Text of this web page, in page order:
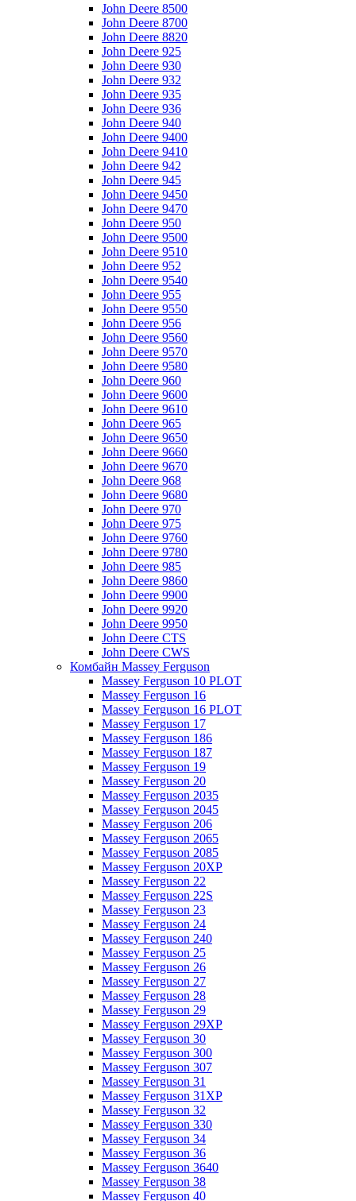
John Deere 8500
John Deere 8700
John Deere 8820
John Deere 925
John Deere 930
John Deere 932
John Deere 935
John Deere 936
John Deere 940
John Deere 9400
John Deere 9410
John Deere 942
John Deere 945
John Deere 9450
John Deere 9470
John Deere 950
John Deere 9500
John Deere 9510
John Deere 952
John Deere 9540
John Deere 955
John Deere 9550
John Deere 956
John Deere 9560
John Deere 9570
John Deere 9580
John Deere 960
John Deere 9600
John Deere 9610
John Deere 965
John Deere 9650
John Deere 9660
John Deere 9670
John Deere 968
John Deere 9680
John Deere 970
John Deere 975
John Deere 9760
John Deere 9780
John Deere 985
John Deere 9860
John Deere 9900
John Deere 9920
John Deere 9950
John Deere CTS
John Deere CWS
Комбайн Massey Ferguson
Massey Ferguson 10 PLOT
Massey Ferguson 16
Massey Ferguson 16 PLOT
Massey Ferguson 17
Massey Ferguson 186
Massey Ferguson 187
Massey Ferguson 19
Massey Ferguson 20
Massey Ferguson 2035
Massey Ferguson 2045
Massey Ferguson 206
Massey Ferguson 2065
Massey Ferguson 2085
Massey Ferguson 20XP
Massey Ferguson 22
Massey Ferguson 22S
Massey Ferguson 23
Massey Ferguson 24
Massey Ferguson 240
Massey Ferguson 25
Massey Ferguson 26
Massey Ferguson 27
Massey Ferguson 28
Massey Ferguson 29
Massey Ferguson 29XP
Massey Ferguson 30
Massey Ferguson 300
Massey Ferguson 307
Massey Ferguson 31
Massey Ferguson 31XP
Massey Ferguson 32
Massey Ferguson 330
Massey Ferguson 34
Massey Ferguson 36
Massey Ferguson 3640
Massey Ferguson 38
Massey Ferguson 40